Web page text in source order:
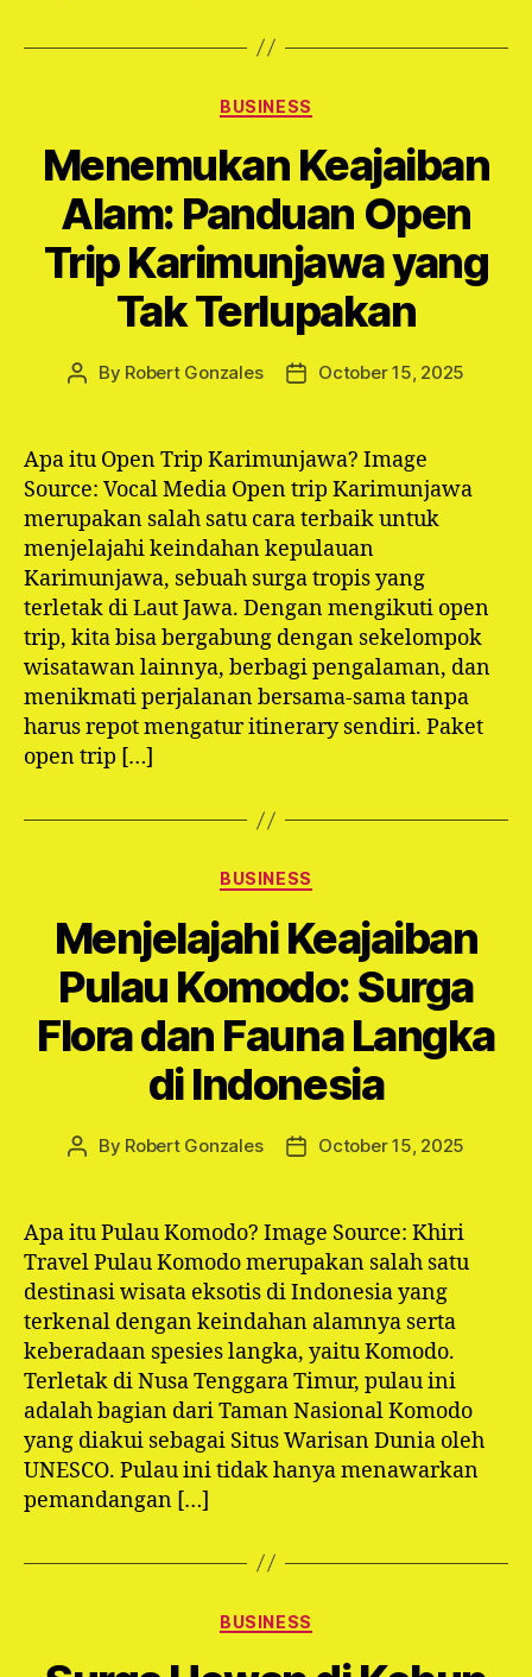
Categories
BUSINESS
Menemukan Keajaiban
Alam: Panduan Open
Trip Karimunjawa yang
Tak Terlupakan
Post
By Robert Gonzales
PostOctober 15, 2025
Apa itu Open Trip Karimunjawa? Image
Source: Vocal Media Open trip Karimunjawa
merupakan salah satu cara terbaik untuk
menjelajahi keindahan kepulauan
Karimunjawa, sebuah surga tropis yang
terletak di Laut Jawa. Dengan mengikuti open
trip, kita bisa bergabung dengan sekelompok
wisatawan lainnya, berbagi pengalaman, dan
menikmati perjalanan bersama-sama tanpa
harus repot mengatur itinerary sendiri. Paket
open trip […]
Categories
BUSINESS
Menjelajahi Keajaiban
Pulau Komodo: Surga
Flora dan Fauna Langka
di Indonesia
Post
By Robert Gonzales
PostOctober 15, 2025
Apa itu Pulau Komodo? Image Source: Khiri
Travel Pulau Komodo merupakan salah satu
destinasi wisata eksotis di Indonesia yang
terkenal dengan keindahan alamnya serta
keberadaan spesies langka, yaitu Komodo.
Terletak di Nusa Tenggara Timur, pulau ini
adalah bagian dari Taman Nasional Komodo
yang diakui sebagai Situs Warisan Dunia oleh
UNESCO. Pulau ini tidak hanya menawarkan
pemandangan […]
Categories
BUSINESS